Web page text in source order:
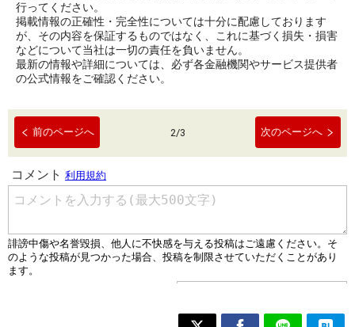
行ってください。
掲載情報の正確性・完全性については十分に配慮しております
が、その内容を保証するものではなく、これに基づく損失・損害
などについて当社は一切の責任を負いません。
最新の情報や詳細については、必ず各金融機関やサービス提供者
の公式情報をご確認ください。
前のページへ 2/3 次のページへ